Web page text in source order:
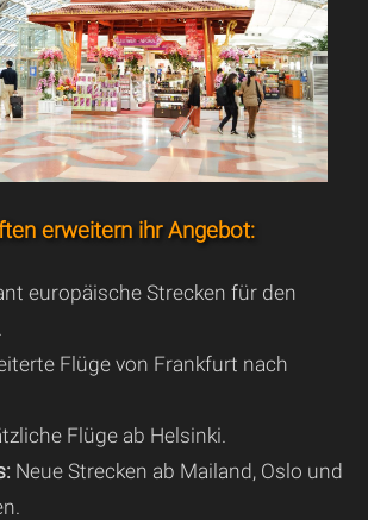
erweitern ihr Angebot:
europäische Strecken für den
Flüge von Frankfurt nach
Flüge ab Helsinki.
Neue Strecken ab Mailand, Oslo und